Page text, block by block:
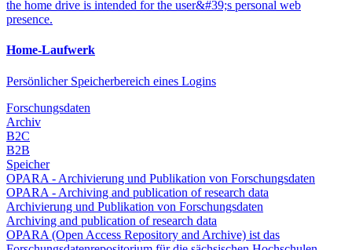
the home drive is intended for the user&#39;s personal web
presence.
Home-Laufwerk
Persönlicher Speicherbereich eines Logins
Forschungsdaten
Archiv
B2C
B2B
Speicher
OPARA - Archivierung und Publikation von Forschungsdaten
OPARA - Archiving and publication of research data
Archivierung und Publikation von Forschungsdaten
Archiving and publication of research data
OPARA (Open Access Repository and Archive) ist das